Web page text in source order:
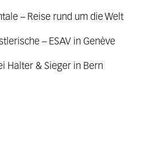
– Reise rund um die Welt
– ESAV in Genève
Halter & Sieger in Bern